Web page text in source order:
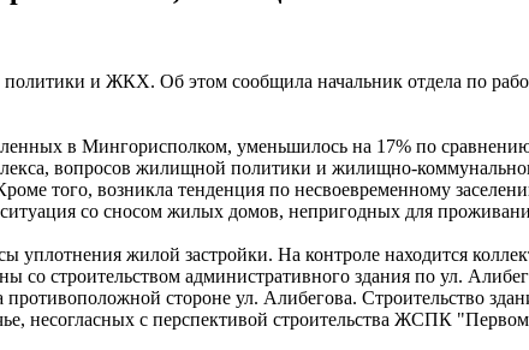
и ЖКХ. Об этом сообщила начальник отдела по
в Мингорисполком, уменьшилось на 17% по
вопросов жилищной политики и жилищно-
того, возникла тенденция по несвоевременному
со сносом жилых домов, непригодных для
уплотнения жилой застройки. На контроле находится
со строительством административного здания по ул.
стороне ул. Алибегова. Строительство
несогласных с перспективой строительства ЖСПК